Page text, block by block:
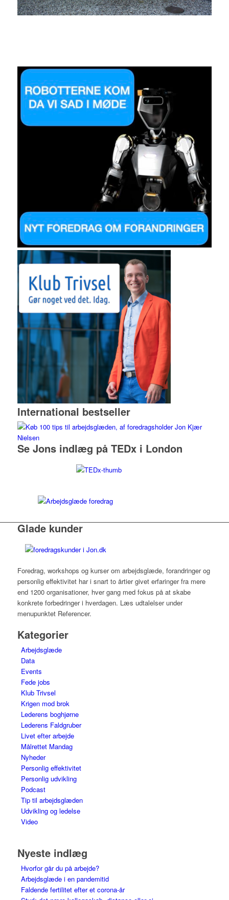
International bestseller
Se Jons indlæg på TEDx i London
Glade kunder
Foredrag, workshops og kurser om arbejdsglæde, forandringer og
personlig effektivitet har i snart to årtier givet erfaringer fra mere
end 1200 organisationer, hver gang med fokus på at skabe
konkrete forbedringer i hverdagen. Læs udtalelser under
menupunktet Referencer.
Kategorier
Arbejdsglæde
Data
Events
Fede jobs
Klub Trivsel
Krigen mod brok
Lederens boghjørne
Lederens Faldgruber
Livet efter arbejde
Målrettet Mandag
Nyheder
Personlig effektivitet
Personlig udvikling
Podcast
Tip til arbejdsglæden
Udvikling og ledelse
Video
Nyeste indlæg
Hvorfor går du på arbejde?
Arbejdsglæde i en pandemitid
Faldende fertilitet efter et corona-år